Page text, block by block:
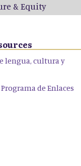
& Equity
lengua, cultura y
de Enlaces